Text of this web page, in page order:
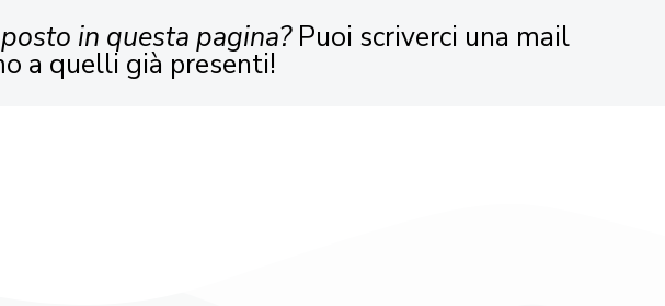
in questa pagina?Puoi scriverci una mail
a quelli già presenti!